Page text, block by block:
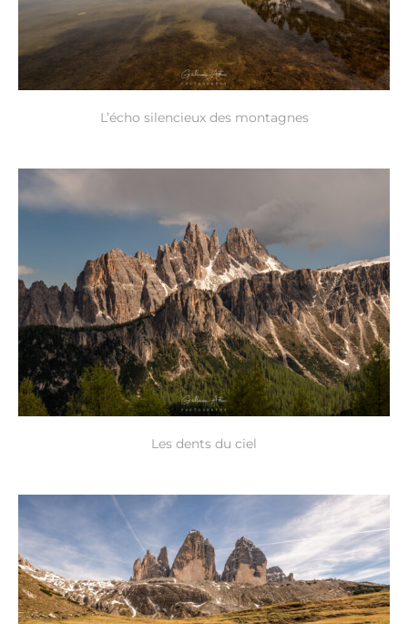
L’écho silencieux des montagnes
Les dents du ciel